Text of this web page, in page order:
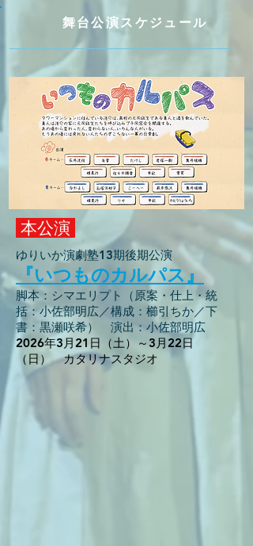
​舞台公演スケジュール
本公演
ゆりいか演劇塾13期後期公演
『​いつものカルパス』
脚本：シマエリプト（原案・仕上・統
括：小佐部明広／構成：櫛引ちか／下
書：黒瀬咲希） 演出：小佐部明広
2026年3月21日（土）～3月22日
（日） カタリナスタジオ